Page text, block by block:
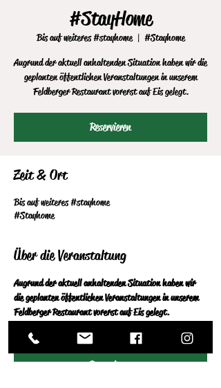
#StayHome
Bis auf weiteres #stayhome
  |
#Stayhome
Augrund der aktuell anhaltenden Situation haben wir die
geplanten öffentlichen Veranstaltungen in unserem
Feldberger Restaurant vorerst auf Eis gelegt.
Reservieren
Zeit & Ort
Bis auf weiteres #stayhome
#Stayhome
Über die Veranstaltung
Augrund der aktuell anhaltenden Situation haben wir
die geplanten öffentlichen Veranstaltungen in unserem
Feldberger Restaurant vorerst auf Eis gelegt.
Reservieren